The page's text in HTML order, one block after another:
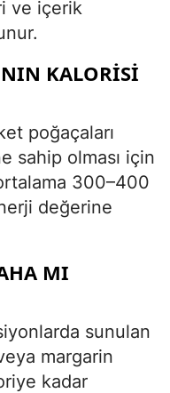
ve içerik
KALORISI
poğaçaları
sahip olması için
300–400
değerine
MI
sunulan
margarin
kadar